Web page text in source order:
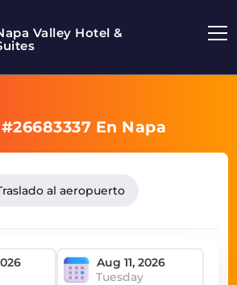
Valley Hotel &
En Napa
al aeropuerto
Tuesday